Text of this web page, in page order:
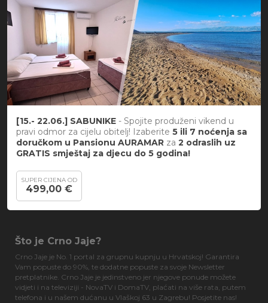
[15.- 22.06.] SABUNIKE - Spojite produženi vikend u
pravi odmor za cijelu obitelj! Izaberite 5 ili 7 noćenja sa
doručkom u Pansionu AURAMAR za 2 odraslih uz
GRATIS smještaj za djecu do 5 godina!
SUPER CIJENA OD
499,00 €
Što je Crno Jaje?
Crno Jaje je No. 1 portal za grupnu kupnju u Hrvatskoj! Garantira
Vam popuste do 90%, te dodatne popuste za svoje Newsletter
pretplatnike. Crno Jaje je jedinstveno jer njegove ponude možete
vidjeti i na televiziji - NovaTV i DomaTV, plaćati na više rata, putem
telefona i u našem dućanu u Vlaškoj 63 u Zagrebu! Posjetite nas!